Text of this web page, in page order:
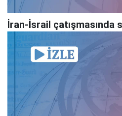
İran-İsrail çatışmasında